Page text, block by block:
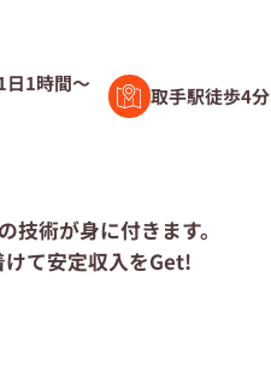
日1時間～
取手駅徒歩4分
技術が身に付きます。
て安定収入をGet!